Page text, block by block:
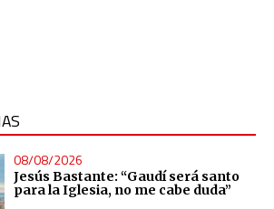
08/08/2026
Jesús Bastante: “Gaudí será santo
para la Iglesia, no me cabe duda”